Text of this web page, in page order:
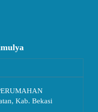
Kab. Bekasi